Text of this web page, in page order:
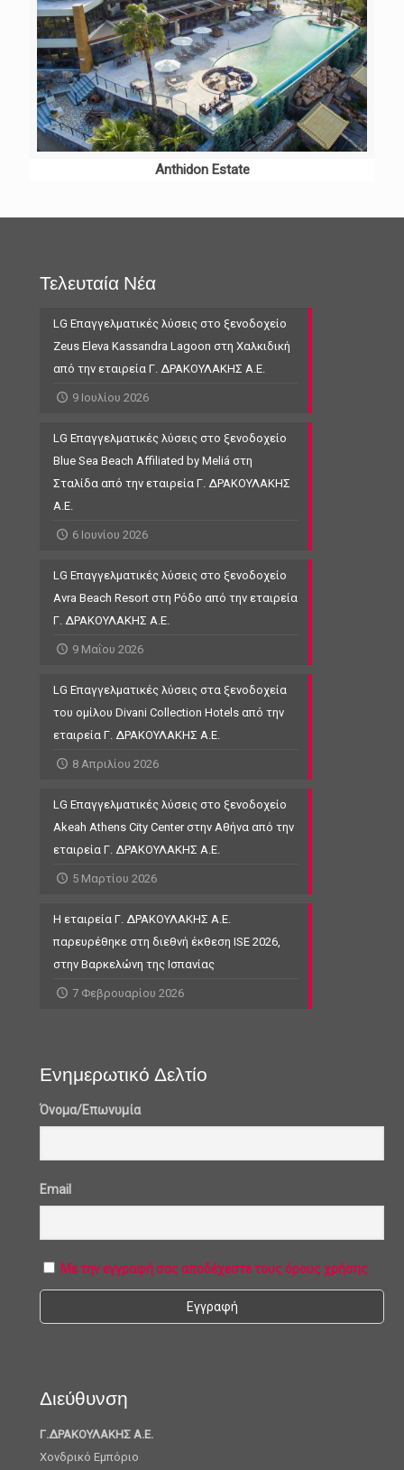
Anthidon Estate
Τελευταία Νέα
LG Επαγγελματικές λύσεις στο ξενοδοχείο
Zeus Eleva Kassandra Lagoon στη Χαλκιδική
από την εταιρεία Γ. ΔΡΑΚΟΥΛΑΚΗΣ Α.Ε.
9 Ιουλίου 2026
LG Επαγγελματικές λύσεις στο ξενοδοχείο
Blue Sea Beach Affiliated by Meliá στη
Σταλίδα από την εταιρεία Γ. ΔΡΑΚΟΥΛΑΚΗΣ
Α.Ε.
6 Ιουνίου 2026
LG Επαγγελματικές λύσεις στο ξενοδοχείο
Avra Beach Resort στη Ρόδο από την εταιρεία
Γ. ΔΡΑΚΟΥΛΑΚΗΣ Α.Ε.
9 Μαΐου 2026
LG Επαγγελματικές λύσεις στα ξενοδοχεία
του ομίλου Divani Collection Hotels από την
εταιρεία Γ. ΔΡΑΚΟΥΛΑΚΗΣ Α.Ε.
8 Απριλίου 2026
LG Επαγγελματικές λύσεις στο ξενοδοχείο
Akeah Athens City Center στην Αθήνα από την
εταιρεία Γ. ΔΡΑΚΟΥΛΑΚΗΣ Α.Ε.
5 Μαρτίου 2026
Η εταιρεία Γ. ΔΡΑΚΟΥΛΑΚΗΣ Α.Ε.
παρευρέθηκε στη διεθνή έκθεση ISE 2026,
στην Βαρκελώνη της Ισπανίας
7 Φεβρουαρίου 2026
Ενημερωτικό Δελτίο
Όνομα/Επωνυμία
Email
Με την εγγραφή σας αποδέχεστε τους όρους χρήσης
Διεύθυνση
Γ.ΔΡΑΚΟΥΛΑΚΗΣ Α.Ε.
Χονδρικό Εμπόριο